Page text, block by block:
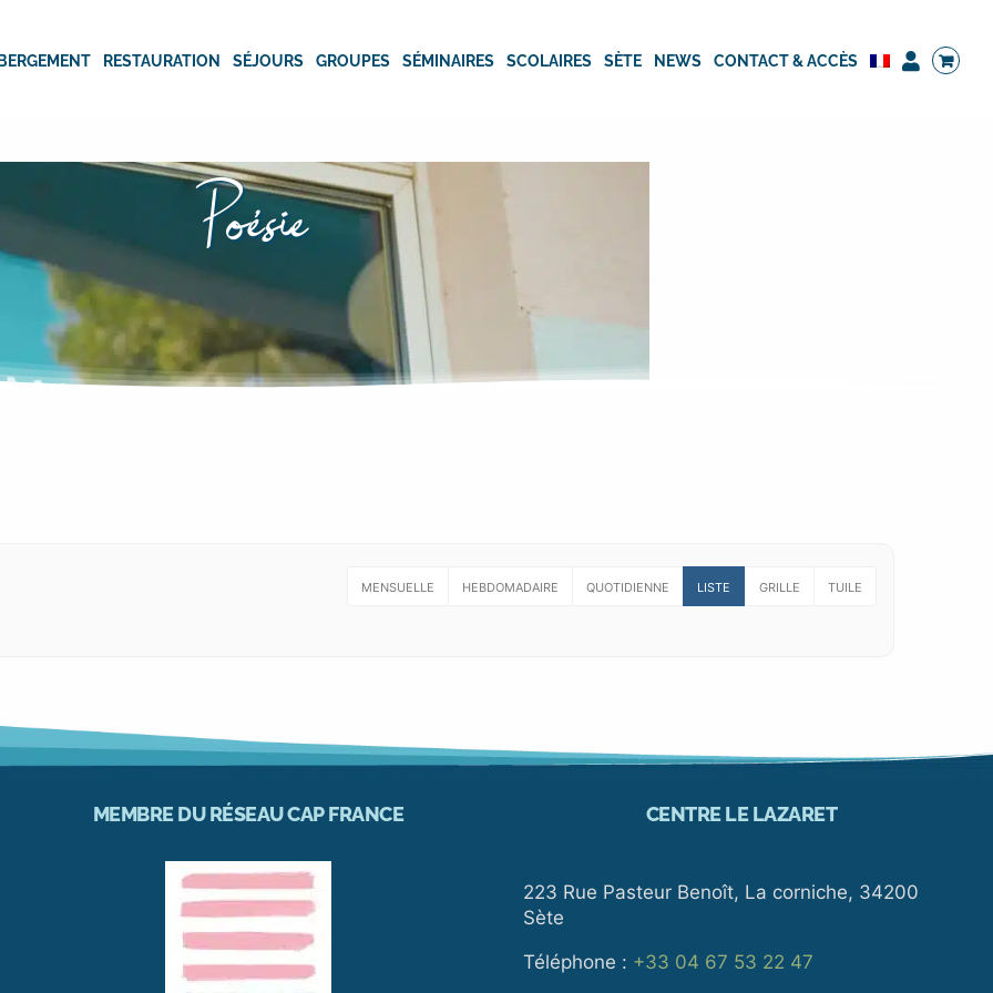
RESTAURATION SÉJOURS GROUPES SÉMINAIRES SCOLAIRES SÈTE NEWS CONTACT & ACCÈS
Poésie
MENSUELLE HEBDOMADAIRE QUOTIDIENNE LISTE GRILLE TUILE
MEMBRE DU RÉSEAU CAP FRANCE CENTRE LE LAZARET
223 Rue Pasteur Benoît, La corniche, 34200
Sète
Téléphone : +33 04 67 53 22 47